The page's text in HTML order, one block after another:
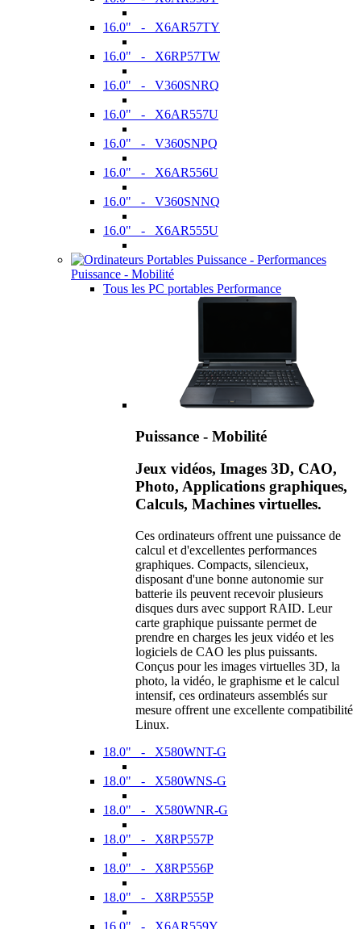
16.0" - X6AR57TY
16.0" - X6RP57TW
16.0" - V360SNRQ
16.0" - X6AR557U
16.0" - V360SNPQ
16.0" - X6AR556U
16.0" - V360SNNQ
16.0" - X6AR555U
Puissance - Mobilité
Tous les PC portables Performance
Puissance - Mobilité
Jeux vidéos, Images 3D, CAO,
Photo, Applications graphiques,
Calculs, Machines virtuelles.
Ces ordinateurs offrent une puissance de
calcul et d'excellentes performances
graphiques. Compacts, silencieux,
disposant d'une bonne autonomie sur
batterie ils peuvent recevoir plusieurs
disques durs avec support RAID. Leur
carte graphique puissante permet de
prendre en charges les jeux vidéo et les
logiciels de CAO les plus puissants.
Conçus pour les images virtuelles 3D, la
photo, la vidéo, le graphisme et le calcul
intensif, ces ordinateurs assemblés sur
mesure offrent une excellente compatibilité
Linux.
18.0" - X580WNT-G
18.0" - X580WNS-G
18.0" - X580WNR-G
18.0" - X8RP557P
18.0" - X8RP556P
18.0" - X8RP555P
16.0" - X6AR559Y